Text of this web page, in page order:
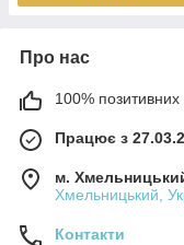
Про нас
100% позитивних
Працює з
м.
Хмельницький,
Контакти